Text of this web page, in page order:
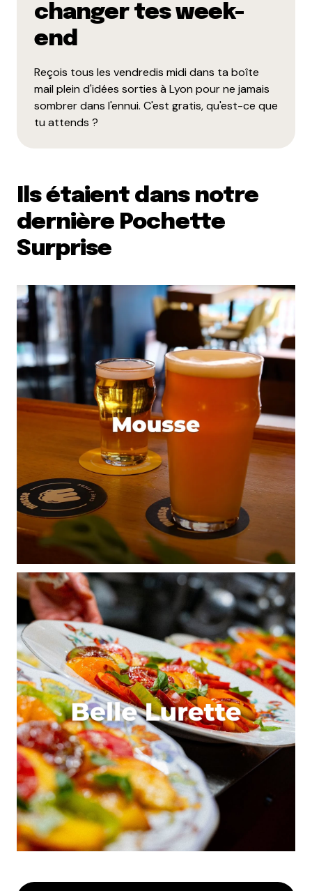
changer tes week-
end
Reçois tous les vendredis midi dans ta boîte
mail plein d'idées sorties à Lyon pour ne jamais
sombrer dans l'ennui. C'est gratis, qu'est-ce que
tu attends ?
Ils étaient dans notre
dernière Pochette
Surprise